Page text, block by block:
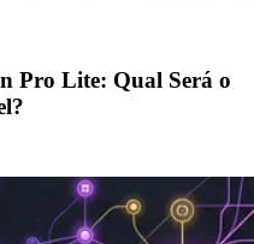
Pro Lite: Qual Será o